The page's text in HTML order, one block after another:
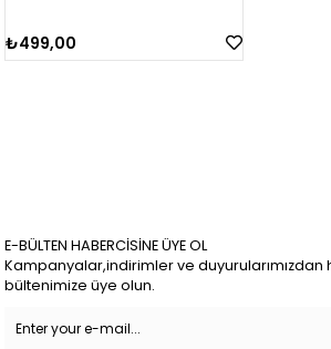
₺499,00
E-BÜLTEN HABERCİSİNE ÜYE OL
Kampanyalar,indirimler ve
bültenimize üye olun.